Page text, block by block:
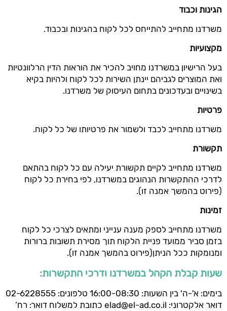
הגינות וכבוד
משרדנו מתחייב להתייחס לכל לקוח בהגינות ובכבוד.
מקצועיות
בעל הרישיון במשרדנו מחויב להכיר את הוראות הדין הרלוונטיות
ואת המוצרים לגביהם יינתן השירות לכל לקוח ולהיות בקיא
בשינויים ובעדכונים בתחום העיסוק של משרדנו.
פרטיות
משרדנו מתחייב לכבד ולשמור את פרטיותו של כל לקוח.
תקשורת
משרדנו מתחייב לקיים תקשורת יעילה עם כל לקוח בהתאם
לדרכי ההתקשרות הנהוגים במשרדנו, לפי בחירת כל לקוח
(פירוט בהמשך אמנה זו).
זמינות
משרדנו מתחייב לספק מענה ענייני ומתאים לצרכי כל לקוח
בזמן סביר ממועד פניית הלקוח תוך מסירת תשובות ברורות
ומנומקות ככל הניתן(פירוט בהמשך אמנה זו).
שעות קבלת הקהל במשרדנו ודרכי התקשרות:
בימים: א'-ה' בין השעות: 16:00-08:30 טלפונים: 02-6228555
דואר אלקטרוני: elad@el-ad.co.il כתובת למשלוח דואר: רח’